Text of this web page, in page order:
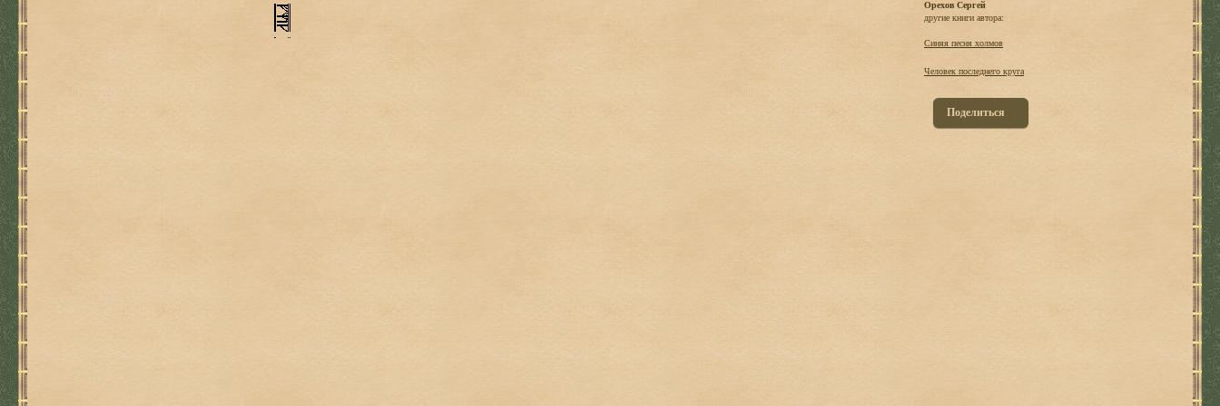
Орехов Сергей
другие книги автора:
Синяя песня холмов
Человек последнего круга
Поделиться